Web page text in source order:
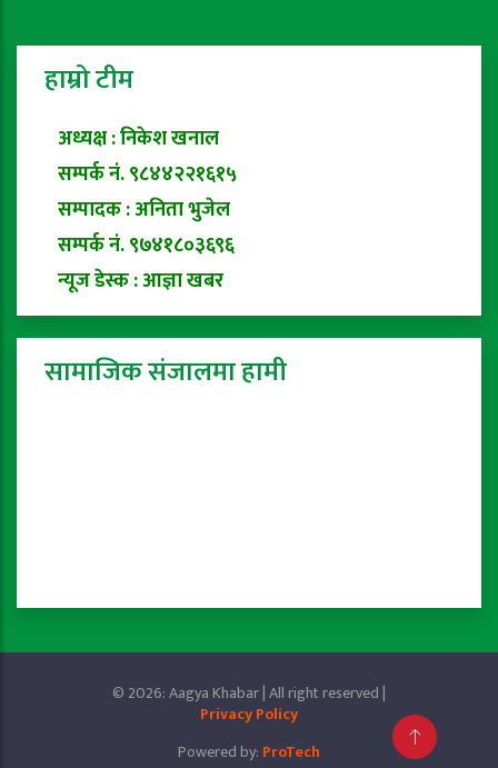
हाम्रो टीम
अध्यक्ष : निकेश खनाल
सम्पर्क नं. ९८४४२२१६१५
सम्पादक : अनिता भुजेल
सम्पर्क नं. ९७४१८०३६९६
न्यूज डेस्क : आज्ञा खबर
सामाजिक संजालमा हामी
© 2026: Aagya Khabar | All right reserved |
Privacy Policy
Powered by: ProTech